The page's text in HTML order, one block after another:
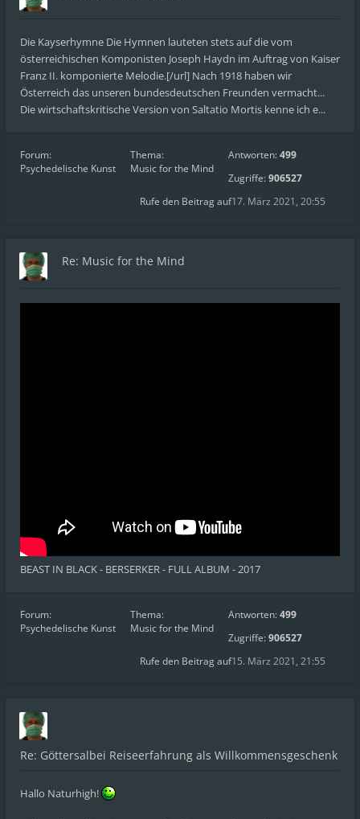
Die Kayserhymne Die Hymnen lauteten stets auf die vom
österreichischen Komponisten Joseph Haydn im Auftrag von Kaiser
Franz II. komponierte Melodie.[/url] Nach 1918 haben wir
Österreich das unseren bundesdeutschen Freunden vermacht...
Die wirtschaftskritische Version von Saltatio Mortis kenne ich e...
Forum:
Psychedelische Kunst
Thema:
Music for the Mind
Antworten:499
Zugriffe:906527
17. März 2021, 20:55
Rufe den Beitrag auf
Re: Music for the Mind
BEAST IN BLACK - BERSERKER - FULL ALBUM - 2017
Forum:
Psychedelische Kunst
Thema:
Music for the Mind
Antworten:499
Zugriffe:906527
15. März 2021, 21:55
Rufe den Beitrag auf
Re: Göttersalbei Reiseerfahrung als Willkommensgeschenk
Hallo Naturhigh!